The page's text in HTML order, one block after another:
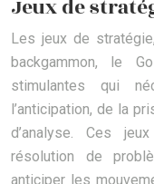
Jeux de
Les jeux de
backgammon, le
stimulantes qui
l’anticipation, de la
d’analyse. Ces
résolution de
anticiper les